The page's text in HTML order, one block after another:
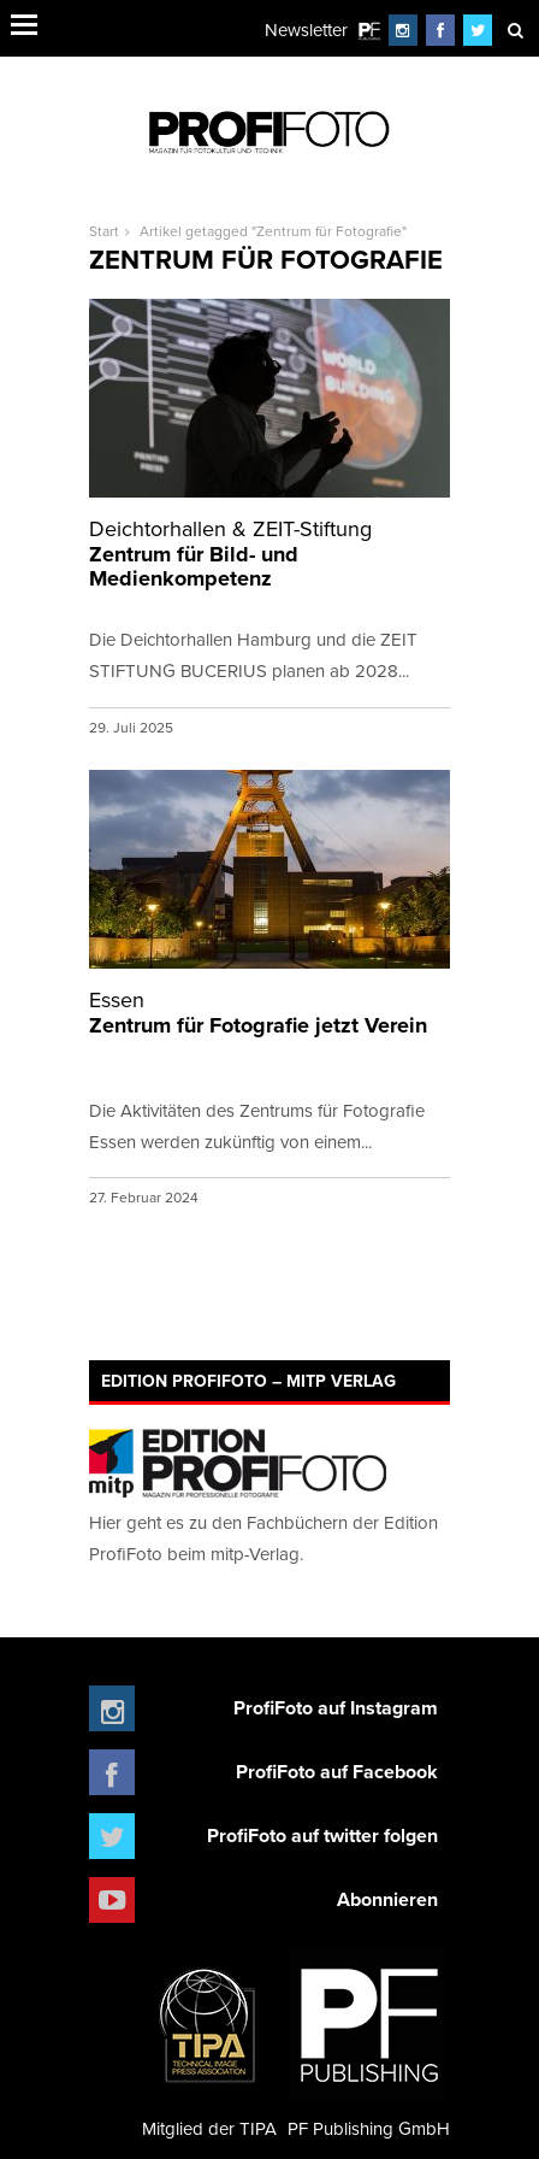
Newsletter
Start Artikel getagged "Zentrum für Fotografie"
ZENTRUM FÜR FOTOGRAFIE
Deichtorhallen & ZEIT-Stiftung
Zentrum für Bild- und
Medienkompetenz
Die Deichtorhallen Hamburg und die ZEIT
STIFTUNG BUCERIUS planen ab 2028...
29. Juli 2025
Essen
Zentrum für Fotografie jetzt Verein
Die Aktivitäten des Zentrums für Fotografie
Essen werden zukünftig von einem...
27. Februar 2024
EDITION PROFIFOTO – MITP VERLAG
Hier geht es zu den Fachbüchern der Edition
ProfiFoto beim mitp-Verlag.
ProfiFoto auf Instagram
ProfiFoto auf Facebook
ProfiFoto auf twitter folgen
Abonnieren
PF Publishing GmbH
Mitglied der TIPA